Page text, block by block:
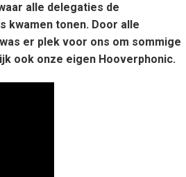
alle delegaties de
kwamen tonen. Door alle
er plek voor ons om sommige
ook onze eigen Hooverphonic.